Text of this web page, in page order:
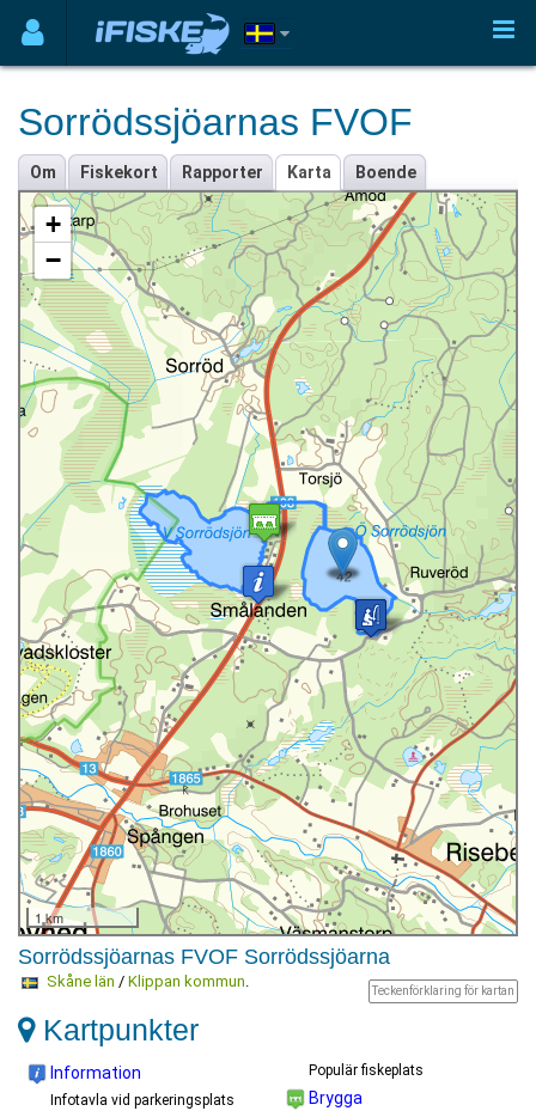
Sorrödssjöarnas FVOF
Om Fiskekort Rapporter Karta Boende
+
−
1 km
Sorrödssjöarnas FVOF Sorrödssjöarna
Teckenförklaring för kartan
Skåne län / Klippan kommun.
Kartpunkter
Information
Infotavla vid parkeringsplats
Populär fiskeplats
Brygga